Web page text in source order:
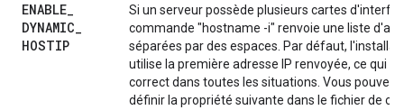
ENABLE_
DYNAMIC_
HOSTIP
Si un serveur possède plusieurs cartes
commande "hostname -i" renvoie une liste
séparées par des espaces. Par défaut,
utilise la première adresse IP renvoyée, ce qui
correct dans toutes les situations. Vous pouvez
définir la propriété suivante dans le fichier de